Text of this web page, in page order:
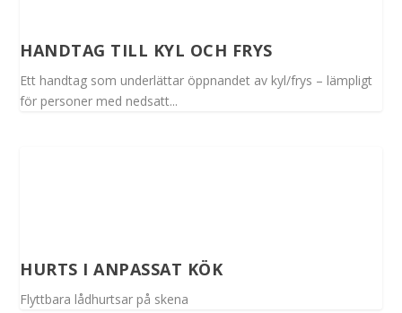
HANDTAG TILL KYL OCH FRYS
Ett handtag som underlättar öppnandet av kyl/frys – lämpligt
för personer med nedsatt...
HURTS I ANPASSAT KÖK
Flyttbara lådhurtsar på skena